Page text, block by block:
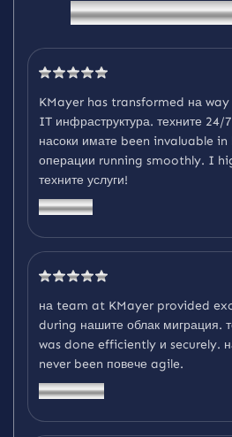
Каквонашитекл
KMayer has transformed на
IT инфраструктура. техните
насоки имате been invaluable
операции running smoothly. I
техните услуги!
Sarah L.
на team at KMayer provided
during нашите облак миграция.
was done efficiently и securely.
never been повече agile.
Michael T.